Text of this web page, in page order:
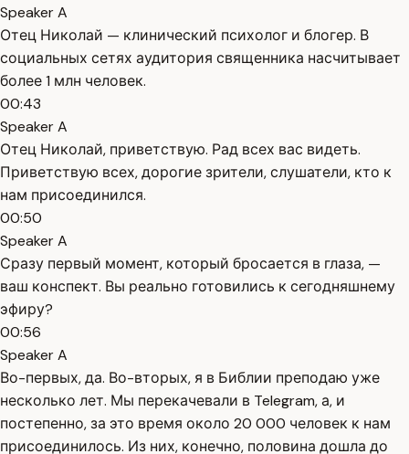
Speaker A
Отец Николай — клинический психолог и блогер. В
социальных сетях аудитория священника насчитывает
более 1 млн человек.
00:43
Speaker A
Отец Николай, приветствую. Рад всех вас видеть.
Приветствую всех, дорогие зрители, слушатели, кто к
нам присоединился.
00:50
Speaker A
Сразу первый момент, который бросается в глаза, —
ваш конспект. Вы реально готовились к сегодняшнему
эфиру?
00:56
Speaker A
Во-первых, да. Во-вторых, я в Библии преподаю уже
несколько лет. Мы перекачевали в Telegram, а, и
постепенно, за это время около 20 000 человек к нам
присоединилось. Из них, конечно, половина дошла до